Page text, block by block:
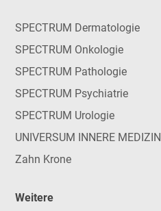
SPECTRUM Dermatologie
SPECTRUM Onkologie
SPECTRUM Pathologie
SPECTRUM Psychiatrie
SPECTRUM Urologie
UNIVERSUM INNERE MEDIZIN
Zahn Krone
Weitere